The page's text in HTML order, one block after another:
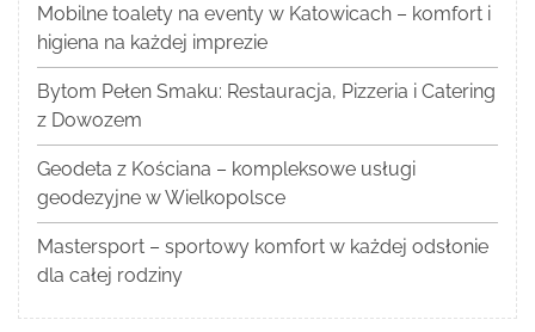
Mobilne toalety na eventy w Katowicach – komfort i
higiena na każdej imprezie
Bytom Pełen Smaku: Restauracja, Pizzeria i Catering
z Dowozem
Geodeta z Kościana – kompleksowe usługi
geodezyjne w Wielkopolsce
Mastersport – sportowy komfort w każdej odsłonie
dla całej rodziny